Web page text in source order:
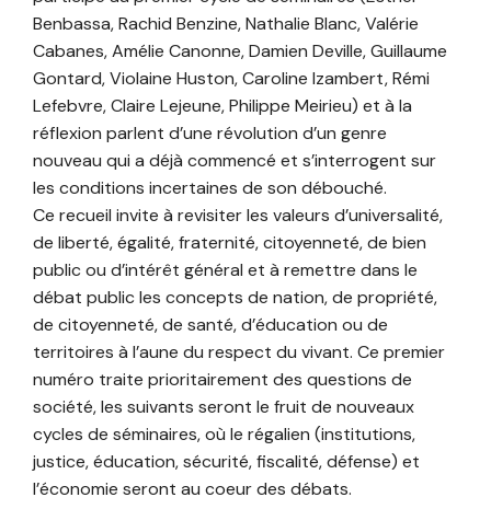
Benbassa, Rachid Benzine, Nathalie Blanc, Valérie
Cabanes, Amélie Canonne, Damien Deville, Guillaume
Gontard, Violaine Huston, Caroline Izambert, Rémi
Lefebvre, Claire Lejeune, Philippe Meirieu) et à la
réflexion parlent d’une révolution d’un genre
nouveau qui a déjà commencé et s’interrogent sur
les conditions incertaines de son débouché.
Ce recueil invite à revisiter les valeurs d’universalité,
de liberté, égalité, fraternité, citoyenneté, de bien
public ou d’intérêt général et à remettre dans le
débat public les concepts de nation, de propriété,
de citoyenneté, de santé, d’éducation ou de
territoires à l’aune du respect du vivant. Ce premier
numéro traite prioritairement des questions de
société, les suivants seront le fruit de nouveaux
cycles de séminaires, où le régalien (institutions,
justice, éducation, sécurité, fiscalité, défense) et
l’économie seront au coeur des débats.